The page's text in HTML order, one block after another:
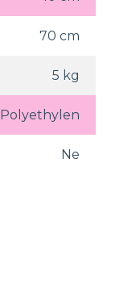
70 cm
5 kg
Polyethylen
Ne